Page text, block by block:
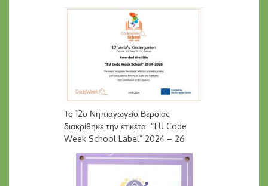
Το 12ο Νηπιαγωγείο Βέροιας
διακρίθηκε την ετικέτα “EU Code
Week School Label” 2024 – 26